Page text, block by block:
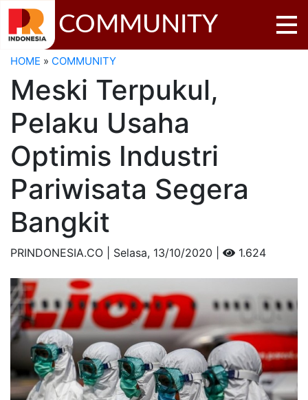
COMMUNITY
HOME » COMMUNITY
Meski Terpukul,
Pelaku Usaha
Optimis Industri
Pariwisata Segera
Bangkit
PRINDONESIA.CO | Selasa, 13/10/2020 | 1.624